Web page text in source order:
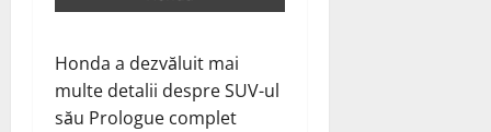
Honda a dezvăluit mai
multe detalii despre SUV-ul
său Prologue complet